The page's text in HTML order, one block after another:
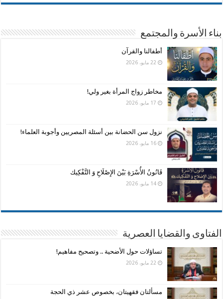
بناء الأسرة والمجتمع
أطفالنا والقرآن
22 مايو، 2026
مخاطر زواج المرأة بغير ولي!
17 مايو، 2026
نزول سن الحضانة بين أسئلة المصريين وأجوبة العلماء!
16 مايو، 2026
قَانُونُ الأُسْرَةِ بَيْنَ الإِصْلَاحِ وَ التَّفْكِيك
14 مايو، 2026
الفتاوى والقضايا العصرية
تساؤلات حول الأضحية .. وتصحيح مفاهيم!
22 مايو، 2026
مسألتان فقهيتان، بخصوص عشر ذي الحجة